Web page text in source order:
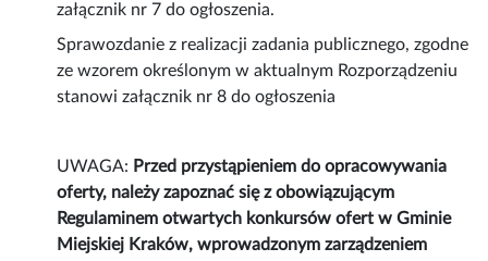
załącznik nr 7 do ogłoszenia.
Sprawozdanie z realizacji zadania publicznego, zgodne
ze wzorem określonym w aktualnym Rozporządzeniu
stanowi załącznik nr 8 do ogłoszenia
UWAGA: Przed przystąpieniem do opracowywania
oferty, należy zapoznać się z obowiązującym
Regulaminem otwartych konkursów ofert w Gminie
Miejskiej Kraków, wprowadzonym zarządzeniem